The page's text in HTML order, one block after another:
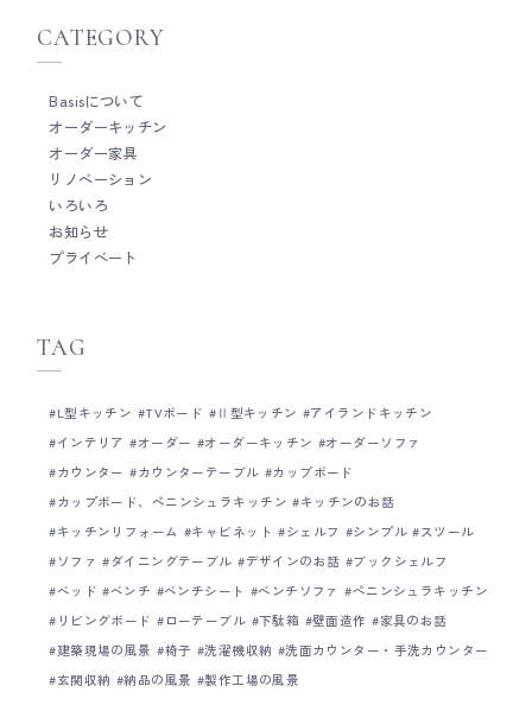
る。 夕方に近づくと餌を求めてカエルがいっぱ
ど、普段見れない景色にたくさん出会えてすご
く良かった。 80歳になる父がひとまず元気で
やっているのを見て安心しつつ、車の運転がほ
んとに心配で。 八ヶ岳で生活する以上、車の運
転は必須だから、免許返納＝移住になる。 簡単
な話ではないのは十分承知しているけど、取り
返しがつかないのことが起こる可能性も考えな
いといけない。 ここ数年ずっと話してきて、最
のが一番安心だけど、ホームに入った瞬間、急
に元気がなくなるという話もよく耳にする。 い
らい元気な父が、急に衰え始めるかもしれない
と思うと、なかなか難しい問題だなぁと思う。
ストな方法を探っていければいいなって思う。
廣田
キッチン全体の雰囲
うに細かい部分まで
とがとても得意です。
Basisのキッチンづく
CATEGORY
Basisについて
オーダーキッチン
オーダー家具
リノベーション
いろいろ
お知らせ
プライベート
TAG
L型キッチン TVボード Ⅱ型キッチン
アイランドキッチン
インテリア
オーダー オーダーキッチン
オーダーソファ
カウンター
カウンターテーブル
カップボード
カップボード、ペニンシュラキッチン
キッチンのお話
キッチンリフォーム
キャビネット シェルフ シンプル
スツール
ソファ
ダイニングテーブル デザインのお話
ブックシェルフ
ベッド
ベンチ ベンチシート ベンチソファ
ペニンシュラキッチン
リビングボード
ローテーブル 下駄箱 壁面造作
家具のお話
建築現場の風景
椅子 洗濯機収納
洗面カウンター・手洗カウンター
玄関収納
納品の風景 製作工場の風景